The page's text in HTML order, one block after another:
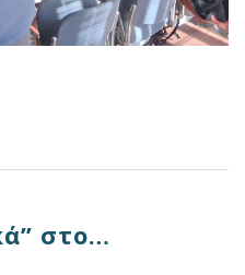
στο…